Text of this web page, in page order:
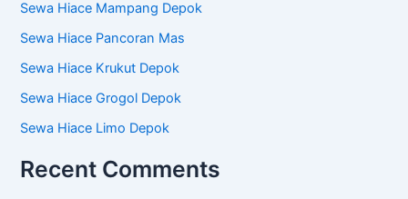
Sewa Hiace Mampang Depok
Sewa Hiace Pancoran Mas
Sewa Hiace Krukut Depok
Sewa Hiace Grogol Depok
Sewa Hiace Limo Depok
Recent Comments